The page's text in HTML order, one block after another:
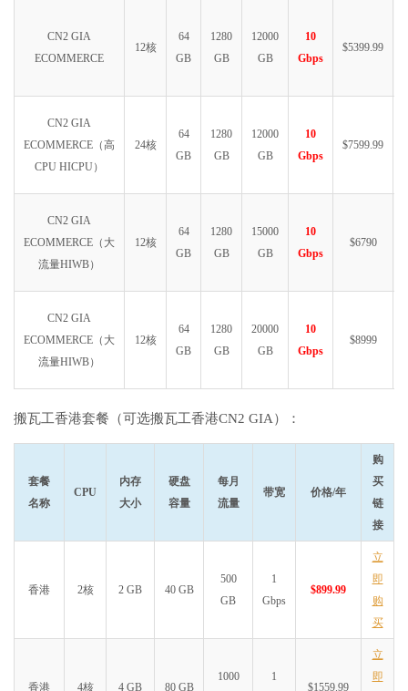
CN2 GIA
ECOMMERCE
12核
64
GB
1280
GB
12000
GB
10
Gbps
$5399.99
CN2 GIA
ECOMMERCE（高
CPU HICPU）
24核
64
GB
1280
GB
12000
GB
10
Gbps
$7599.99
CN2 GIA
ECOMMERCE（大
流量HIWB）
12核
64
GB
1280
GB
15000
GB
10
Gbps
$6790
CN2 GIA
ECOMMERCE（大
流量HIWB）
12核
64
GB
1280
GB
20000
GB
10
Gbps
$8999
搬瓦工香港套餐（可选搬瓦工香港CN2 GIA）：
套餐
名称
CPU
内存
大小
硬盘
容量
每月
流量
带宽 价格/年
购
买
链
接
香港 2核 2 GB 40 GB
500
GB
1
Gbps
$899.99
立
即
购
买
香港 4核 4 GB 80 GB
1000
1
$1559.99
立
即